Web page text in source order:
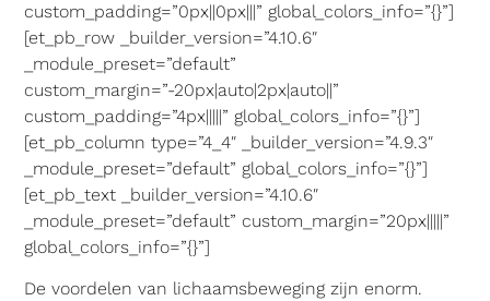
custom_padding=”0px||0px|||” global_colors_info=”{}”]
[et_pb_row _builder_version=”4.10.6″
_module_preset=”default”
custom_margin=”-20px|auto|2px|auto||”
custom_padding=”4px|||||” global_colors_info=”{}”]
[et_pb_column type=”4_4″ _builder_version=”4.9.3″
_module_preset=”default” global_colors_info=”{}”]
[et_pb_text _builder_version=”4.10.6″
_module_preset=”default” custom_margin=”20px|||||”
global_colors_info=”{}”]
De voordelen van lichaamsbeweging zijn enorm.